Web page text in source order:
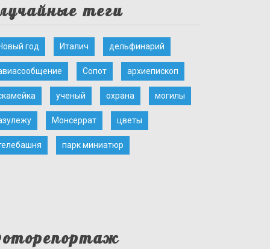
теги
год Италич дельфинарий
Сопот архиепископ
ученый охрана могилы
Монсеррат цветы
парк миниатюр